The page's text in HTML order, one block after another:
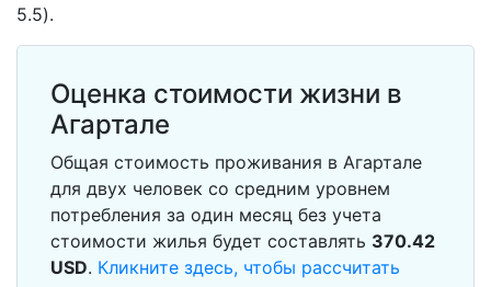
5.5).
Оценка стоимости жизни в
Агартале
Общая стоимость проживания в Агартале
для двух человек со средним уровнем
потребления за один месяц без учета
стоимости жилья будет составлять 370.42
USD. Кликните здесь, чтобы рассчитать